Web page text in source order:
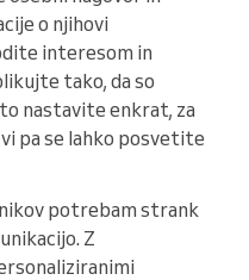
o njihovi
interesom in
tako, da so
nastavite enkrat, za
pa se lahko posvetite
potrebam strank
Z